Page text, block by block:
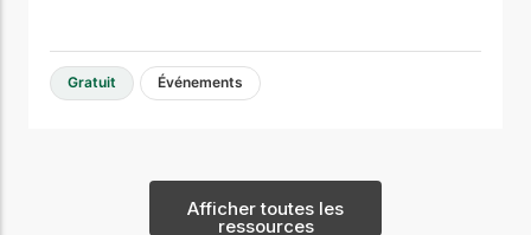
Gratuit Événements
Afficher toutes les
ressources